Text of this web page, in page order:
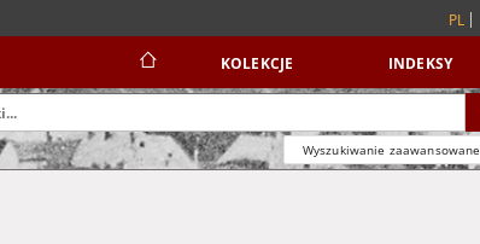
PL
KOLEKCJE INDEKSY
Wyszukiwanie zaawansowane